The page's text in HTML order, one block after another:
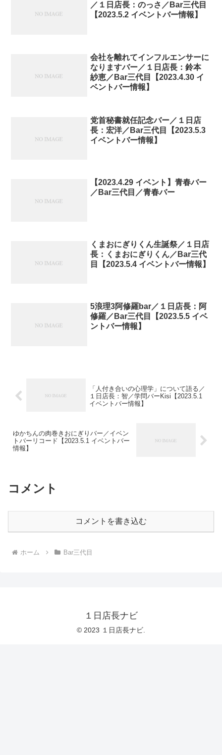
／１日店長：のっさ／Bar三代目
【2023.5.2 イベントバー情報】
会社を離れてインフルエンサーに
なりますバー／１日店長：鈴本
紗恵／Bar三代目【2023.4.30 イ
ベントバー情報】
党首秘書就任記念バー／１日店
長：宏洋／Bar三代目【2023.5.3
イベントバー情報】
【2023.4.29 イベント】青春バー
／Bar三代目／青春バー
くまおにぎりくん生誕祭／１日店
長：くまおにぎりくん／Bar三代
目【2023.5.4 イベントバー情報】
5浪理3阿修羅bar／１日店長：阿
修羅／Bar三代目【2023.5.5 イベ
ントバー情報】
「人付き合いの心理学」について語る／
１日店長：智／学問バーKisi【2023.5.1
イベントバー情報】
ゆかちんの肉巻きおにぎりバー／イベン
トバーリコード【2023.5.1 イベントバー
情報】
コメント
コメントを書き込む
ホーム Bar三代目
１日店長ナビ
© 2023 １日店長ナビ.